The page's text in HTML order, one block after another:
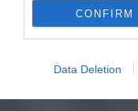
CONFIRM
Data Deletion